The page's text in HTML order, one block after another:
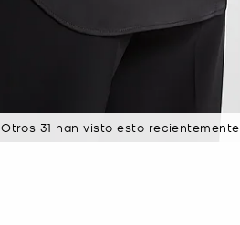
Otros 31 han visto esto recientemente